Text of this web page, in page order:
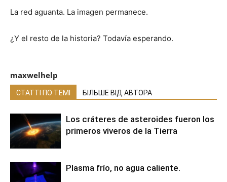
La red aguanta. La imagen permanece.
¿Y el resto de la historia? Todavía esperando.
maxwelhelp
СТАТТІ ПО ТЕМІ БІЛЬШЕ ВІД АВТОРА
Los cráteres de asteroides fueron los
primeros viveros de la Tierra
Plasma frío, no agua caliente.